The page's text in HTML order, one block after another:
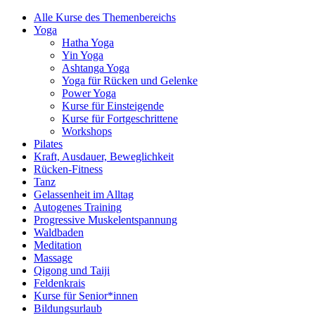
Alle Kurse des Themenbereichs
Yoga
Hatha Yoga
Yin Yoga
Ashtanga Yoga
Yoga für Rücken und Gelenke
Power Yoga
Kurse für Einsteigende
Kurse für Fortgeschrittene
Workshops
Pilates
Kraft, Ausdauer, Beweglichkeit
Rücken-Fitness
Tanz
Gelassenheit im Alltag
Autogenes Training
Progressive Muskelentspannung
Waldbaden
Meditation
Massage
Qigong und Taiji
Feldenkrais
Kurse für Senior*innen
Bildungsurlaub